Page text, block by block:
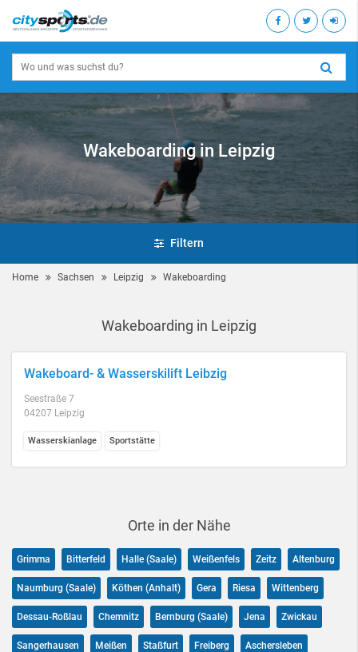
Wakeboarding in Leipzig
Filtern
Home Sachsen Leipzig Wakeboarding
Wakeboarding in Leipzig
Wakeboard- & Wasserskilift Leibzig
Seestraße 7
04207 Leipzig
Wasserskianlage Sportstätte
Orte in der Nähe
Grimma Bitterfeld Halle (Saale) Weißenfels Zeitz Altenburg
Naumburg (Saale) Köthen (Anhalt) Gera Riesa Wittenberg
Dessau-Roßlau Chemnitz Bernburg (Saale) Jena Zwickau
Sangerhausen Meißen Staßfurt Freiberg Aschersleben